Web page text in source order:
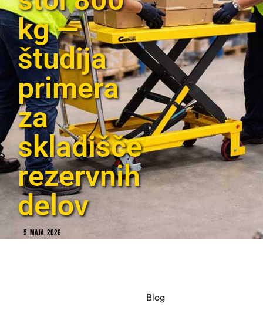
kg —
študija
primera
za
skladišče
rezervnih
delov
5. maja, 2026
Blog